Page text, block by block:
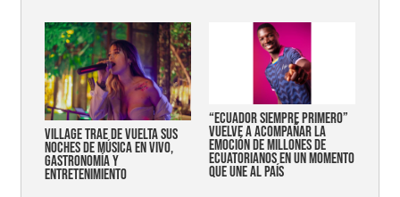
Village trae de vuelta sus
noches de música en vivo,
gastronomía y
entretenimiento
“Ecuador siempre primero”
vuelve a acompañar la
emoción de millones de
ecuatorianos en un momento
que une al país